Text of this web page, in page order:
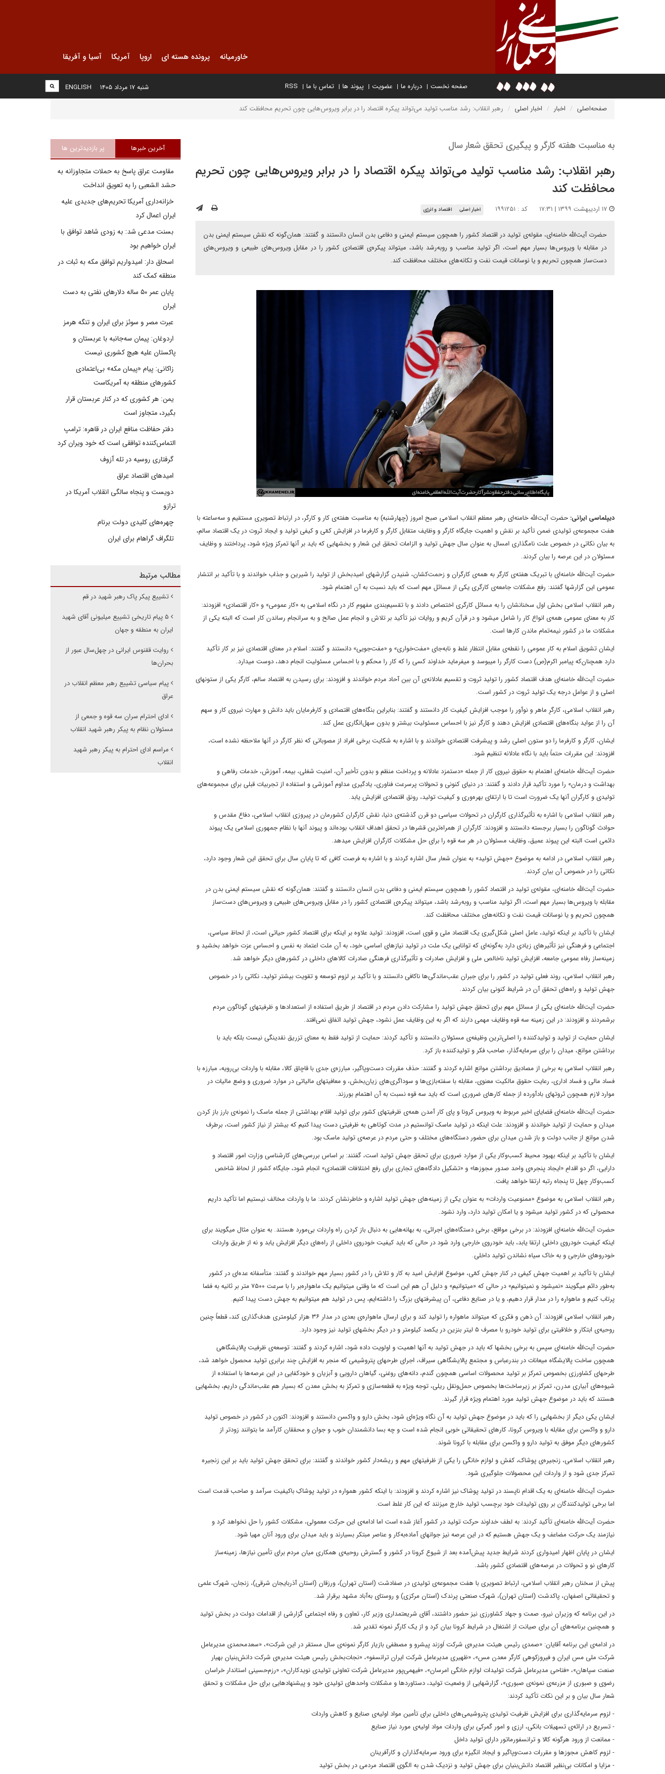
خاورمیانه پرونده هسته ای اروپا آمریکا آسیا و آفریقا
صفحه نخست درباره ما عضویت پیوند ها تماس با ما RSS
ENGLISH شنبه ۱۷ مرداد ۱۴۰۵
صفحه‌اصلی اخبار اخبار اصلی رهبر انقلاب: رشد مناسب تولید می‌تواند پیکره اقتصاد را در برابر ویروس‌هایی چون تحریم محافظت کند
به مناسبت هفته‌ کارگر و پیگیری تحقق شعار سال
رهبر انقلاب: رشد مناسب تولید می‌تواند پیکره اقتصاد را در برابر ویروس‌هایی چون تحریم
محافظت کند
کد : ۱۹۹۱۲۵۱ اخبار اصلی اقتصاد و انرژی
حضرت آیت‌الله خامنه‌ای، مقوله‌ی تولید در اقتصاد کشور را همچون سیستم ایمنی و دفاعی بدن انسان دانستند و گفتند: همان‌گونه که نقش سیستم ایمنی بدن
در مقابله با ویروس‌ها بسیار مهم است، اگر تولید مناسب و روبه‌رشد باشد، میتواند پیکره‌ی اقتصادی کشور را در مقابل ویروس‌های طبیعی و ویروس‌های
دست‌ساز همچون تحریم و یا نوسانات قیمت نفت و تکانه‌های مختلف محافظت کند.
دیپلماسی ایرانی: حضرت آیت‌الله خامنه‌ای رهبر معظم انقلاب اسلامی صبح امروز (چهارشنبه) به مناسبت هفته‌ی کار و کارگر، در ارتباط تصویری مستقیم و سه‌ساعته با
هفت مجموعه‌ی تولیدی ضمن تأکید بر نقش و اهمیت جایگاه کارگر و وظایف متقابل کارگر و کارفرما در افزایش کمّی و کیفی تولید و ایجاد ثروت در یک اقتصاد سالم،
به بیان نکاتی در خصوص علت نامگذاری امسال به عنوان سال جهش تولید و الزامات تحقق این شعار و بخشهایی که باید بر آنها تمرکز ویژه شود، پرداختند و وظایف
مسئولان در این عرصه را بیان کردند.
حضرت آیت‌الله خامنه‌ای با تبریک هفته‌ی کارگر به همه‌ی کارگران و زحمت‌کشان، شنیدن گزارشهای امیدبخش از تولید را شیرین و جذاب خواندند و با تأکید بر انتشار
عمومی این گزارشها گفتند: رفع مشکلات جامعه‌ی کارگری یکی از مسائل مهم است که باید نسبت به آن اهتمام شود.
رهبر انقلاب اسلامی بخش اول سخنانشان را به مسائل کارگری اختصاص دادند و با تقسیم‌بندی مفهوم کار در نگاه اسلامی به «کار عمومی» و «کار اقتصادی» افزودند:
کار به معنای عمومی همه‌ی انواع کار را شامل میشود و در قرآن کریم و روایات نیز تأکید بر تلاش و انجام عمل صالح و به سرانجام رساندن کار است که البته یکی از
مشکلات ما در کشور نیمه‌تمام ماندن کارها است.
ایشان تشویق اسلام به کار عمومی را نقطه‌ی مقابل انتظار غلط و نابه‌جای «مفت‌خواری» و «مفت‌جویی» دانستند و گفتند: اسلام در معنای اقتصادی نیز بر کار تأکید
دارد همچنان‌که پیامبر اکرم(ص) دست کارگر را میبوسد و میفرماید خداوند کسی را که کار را محکم و با احساس مسئولیت انجام دهد، دوست میدارد.
حضرت آیت‌الله خامنه‌ای هدف اقتصاد کشور را تولید ثروت و تقسیم عادلانه‌ی آن بین آحاد مردم خواندند و افزودند: برای رسیدن به اقتصاد سالم، کارگر یکی از ستونهای
اصلی و از عوامل درجه یک تولید ثروت در کشور است.
رهبر انقلاب اسلامی، کارگرِ ماهر و نوآور را موجب افزایش کیفیت کار دانستند و گفتند: بنابراین بنگاه‌های اقتصادی و کارفرمایان باید دانش و مهارت نیروی کار و سهم
آن را از عواید بنگاه‌های اقتصادی افزایش دهند و کارگر نیز با احساس مسئولیت بیشتر و بدون سهل‌انگاری عمل کند.
ایشان، کارگر و کارفرما را دو ستون اصلی رشد و پیشرفت اقتصادی خواندند و با اشاره به شکایت برخی افراد از مصوباتی که نظر کارگر در آنها ملاحظه نشده است،
افزودند: این مقررات حتماً باید با نگاه عادلانه تنظیم شود.
حضرت آیت‌الله خامنه‌ای اهتمام به حقوق نیروی کار از جمله «دستمزد عادلانه و پرداخت منظم و بدون تأخیر آن، امنیت شغلی، بیمه، آموزش، خدمات رفاهی و
بهداشت و درمان» را مورد تأکید قرار دادند و گفتند: در دنیای کنونی و تحولات پرسرعت فناوری، یادگیری مداوم آموزشی و استفاده از تجربیات قبلی برای مجموعه‌های
تولیدی و کارگران آنها یک ضرورت است تا با ارتقای بهره‌وری و کیفیت تولید، رونق اقتصادی افزایش یابد.
رهبر انقلاب اسلامی با اشاره به تأثیرگذاری کارگران در تحولات سیاسی دو قرن گذشته‌ی دنیا، نقش کارگران کشورمان در پیروزی انقلاب اسلامی، دفاع مقدس و
حوادث گوناگون را بسیار برجسته دانستند و افزودند: کارگران از همراه‌ترین قشرها در تحقق اهداف انقلاب بوده‌اند و پیوند آنها با نظام جمهوری اسلامی یک پیوند
دائمی است البته این پیوند عمیق، وظایف مسئولان در هر سه قوه را برای حل مشکلات کارگران افزایش میدهد.
رهبر انقلاب اسلامی در ادامه به موضوع «جهش تولید» به عنوان شعار سال اشاره کردند و با اشاره به فرصت کافی که تا پایان سال برای تحقق این شعار وجود دارد،
نکاتی را در خصوص آن بیان کردند.
حضرت آیت‌الله خامنه‌ای، مقوله‌ی تولید در اقتصاد کشور را همچون سیستم ایمنی و دفاعی بدن انسان دانستند و گفتند: همان‌گونه که نقش سیستم ایمنی بدن در
مقابله با ویروس‌ها بسیار مهم است، اگر تولید مناسب و روبه‌رشد باشد، میتواند پیکره‌ی اقتصادی کشور را در مقابل ویروس‌های طبیعی و ویروس‌های دست‌ساز
همچون تحریم و یا نوسانات قیمت نفت و تکانه‌های مختلف محافظت کند.
ایشان با تأکید بر اینکه تولید، عامل اصلی شکل‌گیری یک اقتصاد ملی و قوی است، افزودند: تولید علاوه بر اینکه برای اقتصاد کشور حیاتی است، از لحاظ سیاسی،
اجتماعی و فرهنگی نیز تأثیرهای زیادی دارد به‌گونه‌ای که توانایی یک ملت در تولید نیازهای اساسی خود، به آن ملت اعتماد به نفس و احساس عزت خواهد بخشید و
زمینه‌ساز رفاه عمومی جامعه، افزایش تولید ناخالص ملی و افزایش صادرات و تأثیرگذاری فرهنگی صادرات کالاهای داخلی در کشورهای دیگر خواهد شد.
رهبر انقلاب اسلامی، روند فعلی تولید در کشور را برای جبران عقب‌ماندگی‌ها ناکافی دانستند و با تأکید بر لزوم توسعه و تقویت بیشتر تولید، نکاتی را در خصوص
جهش تولید و راه‌های تحقق آن در شرایط کنونی بیان کردند.
حضرت آیت‌الله خامنه‌ای یکی از مسائل مهم برای تحقق جهش تولید را مشارکت دادن مردم در اقتصاد از طریق استفاده از استعدادها و ظرفیتهای گوناگون مردم
برشمردند و افزودند: در این زمینه سه قوه وظایف مهمی دارند که اگر به این وظایف عمل نشود، جهش تولید اتفاق نمی‌افتد.
ایشان حمایت از تولید و تولیدکننده را اصلی‌ترین وظیفه‌ی مسئولان دانستند و تأکید کردند: حمایت از تولید فقط به معنای تزریق نقدینگی نیست بلکه باید با
برداشتن موانع، میدان را برای سرمایه‌گذار، صاحب فکر و تولیدکننده باز کرد.
رهبر انقلاب اسلامی به برخی از مصادیق برداشتن موانع اشاره کردند و گفتند: حذف مقررات دست‌وپاگیر، مبارزه‌ی جدی با قاچاق کالا، مقابله با واردات بی‌رویه، مبارزه با
فساد مالی و فساد اداری، رعایت حقوق مالکیت معنوی، مقابله با سفته‌بازی‌ها و سوداگری‌های زیان‌بخش، و معافیتهای مالیاتی در موارد ضروری و وضع مالیات در
موارد لازم همچون ثروتهای بادآورده از جمله کارهای ضروری است که باید سه قوه نسبت به آن اهتمام بورزند.
حضرت آیت‌الله خامنه‌ای قضایای اخیر مربوط به ویروس کرونا و پای کار آمدن همه‌ی ظرفیتهای کشور برای تولید اقلام بهداشتی از جمله ماسک را نمونه‌ی بارز باز کردن
میدان و حمایت از تولید خواندند و افزودند: علت اینکه در تولید ماسک توانستیم در مدت کوتاهی به ظرفیتی دست پیدا کنیم که بیشتر از نیاز کشور است، برطرف
شدن موانع از جانب دولت و باز شدن میدان برای حضور دستگاه‌های مختلف و حتی مردم در عرصه‌ی تولید ماسک بود.
ایشان با تأکید بر اینکه بهبود محیط کسب‌وکار یکی از موارد ضروری برای تحقق جهش تولید است، گفتند: بر اساس بررسی‌های کارشناسی وزارت امور اقتصاد و
دارایی، اگر دو اقدامِ «ایجاد پنجره‌ی واحد صدور مجوزها» و «تشکیل دادگاه‌های تجاری برای رفع اختلافات اقتصادی» انجام شود، جایگاه کشور از لحاظ شاخص
کسب‌وکار چهل تا پنجاه رتبه ارتقا خواهد یافت.
رهبر انقلاب اسلامی به موضوع «ممنوعیت واردات» به عنوان یکی از زمینه‌های جهش تولید اشاره و خاطرنشان کردند: ما با واردات مخالف نیستیم اما تأکید داریم
محصولی که در کشور تولید میشود و یا امکان تولید دارد، وارد نشود.
حضرت آیت‌الله خامنه‌ای افزودند: در برخی مواقع، برخی دستگاه‌های اجرائی، به بهانه‌هایی به دنبال باز کردن راه واردات بی‌مورد هستند. به عنوان مثال میگویند برای
اینکه کیفیت خودروی داخلی ارتقا یابد، باید خودروی خارجی وارد شود در حالی که باید کیفیت خودروی داخلی از راه‌های دیگر افزایش یابد و نه از طریق واردات
خودروهای خارجی و به خاک سیاه نشاندن تولید داخلی.
ایشان با تأکید بر اهمیت جهش کیفی در کنار جهش کمّی، موضوع افزایش امید به کار و تلاش را در کشور بسیار مهم خواندند و گفتند: متأسفانه عده‌ای در کشور
به‌طور دائم میگویند «نمیشود و نمیتوانیم» در حالی که «میتوانیم» و دلیل آن هم این است که ما وقتی میتوانیم یک ماهواره‌بر را با سرعت ۷۵۰۰ متر بر ثانیه به فضا
پرتاب کنیم و ماهواره را در مدار قرار دهیم، و یا در صنایع دفاعی، آن پیشرفتهای بزرگ را داشته‌ایم، پس در تولید هم میتوانیم به جهش دست پیدا کنیم.
رهبر انقلاب اسلامی افزودند: آن ذهن و فکری که میتواند ماهواره را تولید کند و برای ارسال ماهواره‌ی بعدی در مدار ۳۶ هزار کیلومتری هدف‌گذاری کند، قطعاً چنین
روحیه‌ی ابتکار و خلاقیتی برای تولید خودرو با مصرف ۵ لیتر بنزین در یکصد کیلومتر و در دیگر بخشهای تولید نیز وجود دارد.
حضرت آیت‌الله خامنه‌ای سپس به برخی بخشها که باید در جهش تولید به آنها اهمیت و اولویت داده شود، اشاره کردند و گفتند: توسعه‌ی ظرفیت پالایشگاهی
همچون ساخت پالایشگاه میعانات در بندرعباس و مجتمع پالایشگاهی سیراف، اجرای طرحهای پتروشیمی که منجر به افزایش چند برابری تولید محصول خواهد شد،
طرحهای کشاورزی بخصوص تمرکز بر تولید محصولات اساسی همچون گندم، دانه‌های روغنی، گیاهان دارویی و آبزیان و خودکفایی در این عرصه‌ها با استفاده از
شیوه‌های آبیاری مدرن، تمرکز بر زیرساخت‌ها بخصوص حمل‌ونقل ریلی، توجه ویژه به قطعه‌سازی و تمرکز به بخش معدن که بسیار هم عقب‌ماندگی داریم، بخشهایی
هستند که باید در موضوع جهش تولید مورد اهتمام ویژه قرار گیرند.
ایشان یکی دیگر از بخشهایی را که باید در موضوع جهش تولید به آن نگاه ویژه‌ای شود، بخش دارو و واکسن دانستند و افزودند: اکنون در کشور در خصوص تولید
دارو و واکسن برای مقابله با ویروس کرونا، کارهای تحقیقاتی خوبی انجام شده است و چه بسا دانشمندان خوب و جوان و محققان کارآمد ما بتوانند زودتر از
کشورهای دیگر موفق به تولید دارو و واکسن برای مقابله با کرونا شوند.
رهبر انقلاب اسلامی، زنجیره‌ی پوشاک، کفش و لوازم خانگی را یکی از ظرفیتهای مهم و ریشه‌دار کشور خواندند و گفتند: برای تحقق جهش تولید باید بر این زنجیره
تمرکز جدی شود و از واردات این محصولات جلوگیری شود.
حضرت آیت‌الله خامنه‌ای به یک اقدام ناپسند در تولید پوشاک نیز اشاره کردند و افزودند: با اینکه کشور همواره در تولید پوشاکِ باکیفیت سرآمد و صاحب قدمت است
اما برخی تولیدکنندگان بر روی تولیدات خود برچسب تولید خارج میزنند که این کار غلط است.
حضرت آیت‌الله خامنه‌ای تأکید کردند: به لطف خداوند حرکت تولید در کشور آغاز شده است اما ادامه‌ی این حرکت معمولی، مشکلات کشور را حل نخواهد کرد و
نیازمند یک حرکت مضاعف و یک جهش هستیم که در این عرصه نیز جوانهای آماده‌به‌کار و عناصر مبتکر بسیارند و باید میدان برای ورود آنان مهیا شود.
ایشان در پایان اظهار امیدواری کردند شرایط جدید پیش‌آمده بعد از شیوع کرونا در کشور و گسترش روحیه‌ی همکاری میان مردم برای تأمین نیازها، زمینه‌ساز
کارهای نو و تحولات در عرصه‌های اقتصادی کشور باشد.
پیش از سخنان رهبر انقلاب اسلامی، ارتباط تصویری با هفت مجموعه‌ی تولیدی در صفادشت (استان تهران)، ورزقان (استان آذربایجان شرقی)، زنجان، شهرک علمی
و تحقیقاتی اصفهان، پاکدشت (استان تهران)، شهرک صنعتی پرندک (استان مرکزی) و روستای به‌آباد مشهد برقرار شد.
در این برنامه که وزیران نیرو، صمت و جهاد کشاورزی نیز حضور داشتند، آقای شریعتمداری وزیر کار، تعاون و رفاه اجتماعی گزارشی از اقدامات دولت در بخش تولید
و همچنین برنامه‌های آن برای صیانت از اشتغال در شرایط کرونا بیان کرد و از یک کارگر نمونه تقدیر شد.
در ادامه‌ی این برنامه آقایان: «صمدی رئیس هیئت مدیره‌ی شرکت اَورَند پیشرو و مصطفی بازیار کارگر نمونه‌ی سال مستقر در این شرکت»، «سعدمحمدی مدیرعامل
شرکت ملی مس ایران و فیروزکوهی کارگر معدن مس»، «ظهیری مدیرعامل شرکت ایران ترانسفو»، «نجات‌بخش رئیس هیئت مدیره‌ی شرکت دانش‌بنیان بهیار
صنعت سپاهان»، «فتاحی مدیرعامل شرکت تولیدات لوازم خانگی امرسان»، «فیهمی‌پور مدیرعامل شرکت تعاونی تولیدی نویدکاران»، «رزم‌حسینی استاندار خراسان
رضوی و صبوری از مزرعه‌ی نمونه‌ی صبوری»، گزارشهایی از وضعیت تولید، دستاوردها و مشکلات واحدهای تولیدی خود و پیشنهادهایی برای حل مشکلات و تحقق
شعار سال بیان و بر این نکات تأکید کردند:
- لزوم سرمایه‌گذاری برای افزایش ظرفیت تولیدی پتروشیمی‌های داخلی برای تأمین مواد اولیه‌ی صنایع و کاهش واردات
- تسریع در ارائه‌ی تسهیلات بانکی، ارزی و امور گمرکی برای واردات مواد اولیه‌ی مورد نیاز صنایع
- ممانعت از ورود هرگونه کالا و ترانسفورماتور دارای تولید داخل
- لزوم کاهش مجوزها و مقررات دست‌وپاگیر و ایجاد انگیزه برای ورود سرمایه‌گذاران و کارآفرینان
- مزایا و امکانات بی‌نظیر اقتصاد دانش‌بنیان برای جهش تولید و نزدیک شدن به الگوی اقتصاد مردمی در بخش تولید
آخرین خبرها پر بازدیدترین ها
مقاومت عراق پاسخ به حملات متجاوزانه به
حشد الشعبی را به تعویق انداخت
خزانه‌داری آمریکا تحریم‌های جدیدی علیه
ایران اعمال کرد
بسنت مدعی شد: به زودی شاهد توافق با
ایران خواهیم بود
اسحاق دار: امیدواریم توافق مکه به ثبات در
منطقه کمک کند
پایان عمر ۵۰ ساله دلارهای نفتی به دست
ایران
عبرت مصر و سوئز برای ایران و تنگه هرمز
اردوغان: پیمان سه‌جانبه با عربستان و
پاکستان علیه هیچ کشوری نیست
زاکانی: پیام «پیمان مکه» بی‌اعتمادی
کشورهای منطقه به آمریکاست
یمن: هر کشوری که در کنار عربستان قرار
بگیرد، متجاوز است
دفتر حفاظت منافع ایران در قاهره: ترامپ
التماس‌کننده توافقی است که خود ویران کرد
گرفتاری روسیه در تله آزوف
امیدهای اقتصاد عراق
دویست و پنجاه سالگی انقلاب آمریکا در
ترازو
چهره‌های کلیدی دولت برنام
تلگراف گراهام برای ایران
مطالب مرتبط
تشییع پیکر پاک رهبر شهید در قم
۵ پیام تاریخی تشییع میلیونی آقای شهید
ایران به منطقه و جهان
روایت ققنوس ایرانی در چهل‌سال عبور از
بحران‌ها
پیام سیاسی تشییع رهبر معظم انقلاب در
عراق
ادای احترام سران سه قوه و جمعی از
مسئولان نظام به پیکر رهبر شهید انقلاب
مراسم ادای احترام به پیکر رهبر شهید
انقلاب